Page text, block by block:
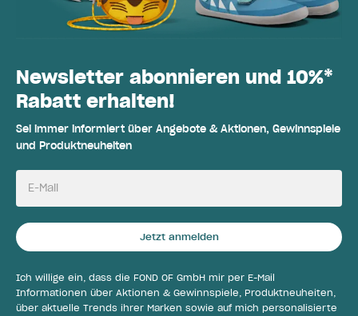
Newsletter abonnieren und 10%*
Rabatt erhalten!
Sei immer informiert über Angebote & Aktionen, Gewinnspiele
und Produktneuheiten
E-Mail
Jetzt anmelden
Ich willige ein, dass die FOND OF GmbH mir per E-Mail
Informationen über Aktionen & Gewinnspiele, Produktneuheiten,
über aktuelle Trends ihrer Marken sowie auf mich personalisierte